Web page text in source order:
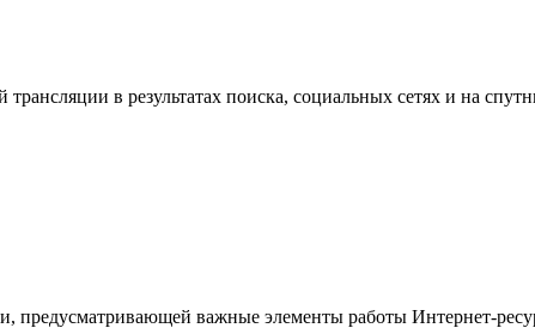
в результатах поиска, социальных сетях и на
предусматривающей важные элементы работы Интернет-